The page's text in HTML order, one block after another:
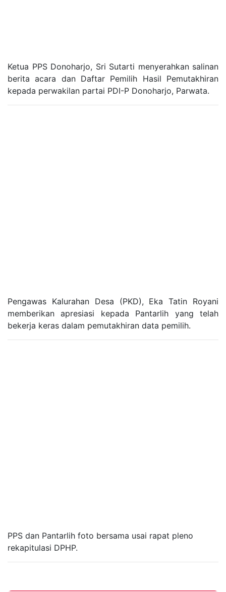
Ketua PPS Donoharjo, Sri Sutarti menyerahkan salinan
berita acara dan Daftar Pemilih Hasil Pemutakhiran
kepada perwakilan partai PDI-P Donoharjo, Parwata.
Pengawas Kalurahan Desa (PKD), Eka Tatin Royani
memberikan apresiasi kepada Pantarlih yang telah
bekerja keras dalam pemutakhiran data pemilih.
PPS dan Pantarlih foto bersama usai rapat pleno
rekapitulasi DPHP.